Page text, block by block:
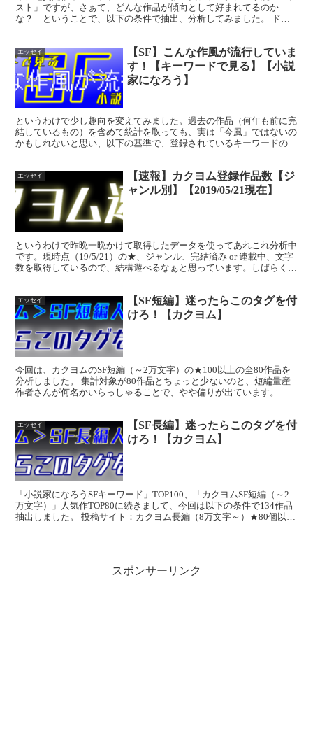
スト」ですが、さぁて、どんな作品が傾向として好まれてるのか
な？ ということで、以下の条件で抽出、分析してみました。 ドラ
エッセイ
【SF】こんな作風が流行していま
す！【キーワードで見る】【小説
家になろう】
というわけで少し趣向を変えてみました。過去の作品（何年も前に完
結しているもの）を含めて統計を取っても、実は「今風」ではないの
かもしれないと思い、以下の基準で、登録されているキーワードのデ
エッセイ
【速報】カクヨム登録作品数【ジ
ャンル別】【2019/05/21現在】
というわけで昨晩一晩かけて取得したデータを使ってあれこれ分析中
です。現時点（19/5/21）の★、ジャンル、完結済み or 連載中、文字
数を取得しているので、結構遊べるなぁと思っています。しばらくは
エッセイ
【SF短編】迷ったらこのタグを付
けろ！【カクヨム】
今回は、カクヨムのSF短編（～2万文字）の★100以上の全80作品を
分析しました。 集計対象が80作品とちょっと少ないのと、短編量産
作者さんが何名かいらっしゃることで、やや偏りが出ています。 で
エッセイ
【SF長編】迷ったらこのタグを付
けろ！【カクヨム】
「小説家になろうSFキーワード」TOP100、「カクヨムSF短編（～2
万文字）」人気作TOP80に続きまして、今回は以下の条件で134作品
抽出しました。 投稿サイト：カクヨム長編（8万文字～）★80個以上
スポンサーリンク